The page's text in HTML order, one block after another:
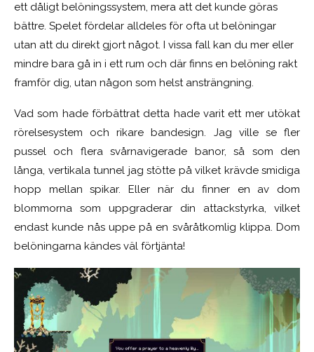
ett dåligt belöningssystem, mera att det kunde göras
bättre. Spelet fördelar alldeles för ofta ut belöningar
utan att du direkt gjort något. I vissa fall kan du mer eller
mindre bara gå in i ett rum och där finns en belöning rakt
framför dig, utan någon som helst ansträngning.
Vad som hade förbättrat detta hade varit ett mer utökat
rörelsesystem och rikare bandesign. Jag ville se fler
pussel och flera svårnavigerade banor, så som den
långa, vertikala tunnel jag stötte på vilket krävde smidiga
hopp mellan spikar. Eller när du finner en av dom
blommorna som uppgraderar din attackstyrka, vilket
endast kunde nås uppe på en svåråtkomlig klippa. Dom
belöningarna kändes väl förtjänta!